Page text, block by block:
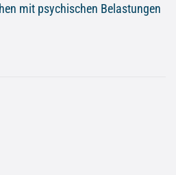
mit psychischen Belastungen